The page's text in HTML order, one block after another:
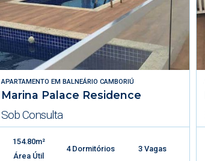
APARTAMENTO EM BALNEÁRIO CAMBORIÚ
Marina Palace Residence
Sob Consulta
154.80m²
Área Útil
4 Dormitórios 3 Vagas